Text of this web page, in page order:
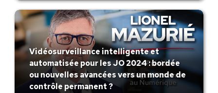
Vidéosurveillance intelligente et
automatisée pour les JO 2024 : bordée
ou nouvelles avancées vers un monde de
contrôle permanent ?